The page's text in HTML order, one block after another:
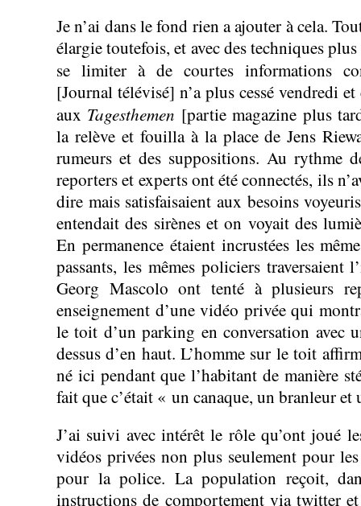
Je n’ai dans le fond rien a ajouter à cela.
élargie toutefois, et avec des techniques
se limiter à de courtes informations
[Journal télévisé] n’a plus cessé vendredi
aux Tagesthemen [partie magazine plus
la relève et fouilla à la place de Jens
rumeurs et des suppositions. Au rythme
reporters et experts ont été connectés, ils
dire mais satisfaisaient aux besoins
entendait des sirènes et on voyait des
En permanence étaient incrustées les
passants, les mêmes policiers traversaient
Georg Mascolo ont tenté à plusieurs
enseignement d’une vidéo privée qui
le toit d’un parking en conversation avec
dessus d’en haut. L’homme sur le toit
né ici pendant que l’habitant de manière
fait que c’était « un canaque, un branleur
J’ai suivi avec intérêt le rôle qu’ont joué
vidéos privées non plus seulement pour
pour la police. La population reçoit,
instructions de comportement via twitter